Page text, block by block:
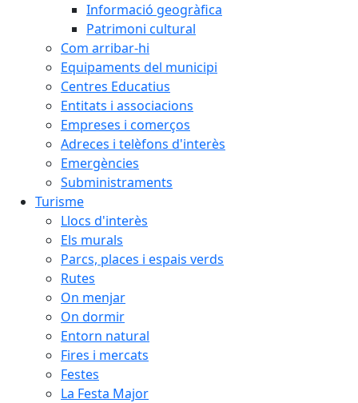
Informació geogràfica
Patrimoni cultural
Com arribar-hi
Equipaments del municipi
Centres Educatius
Entitats i associacions
Empreses i comerços
Adreces i telèfons d'interès
Emergències
Subministraments
Turisme
Llocs d'interès
Els murals
Parcs, places i espais verds
Rutes
On menjar
On dormir
Entorn natural
Fires i mercats
Festes
La Festa Major